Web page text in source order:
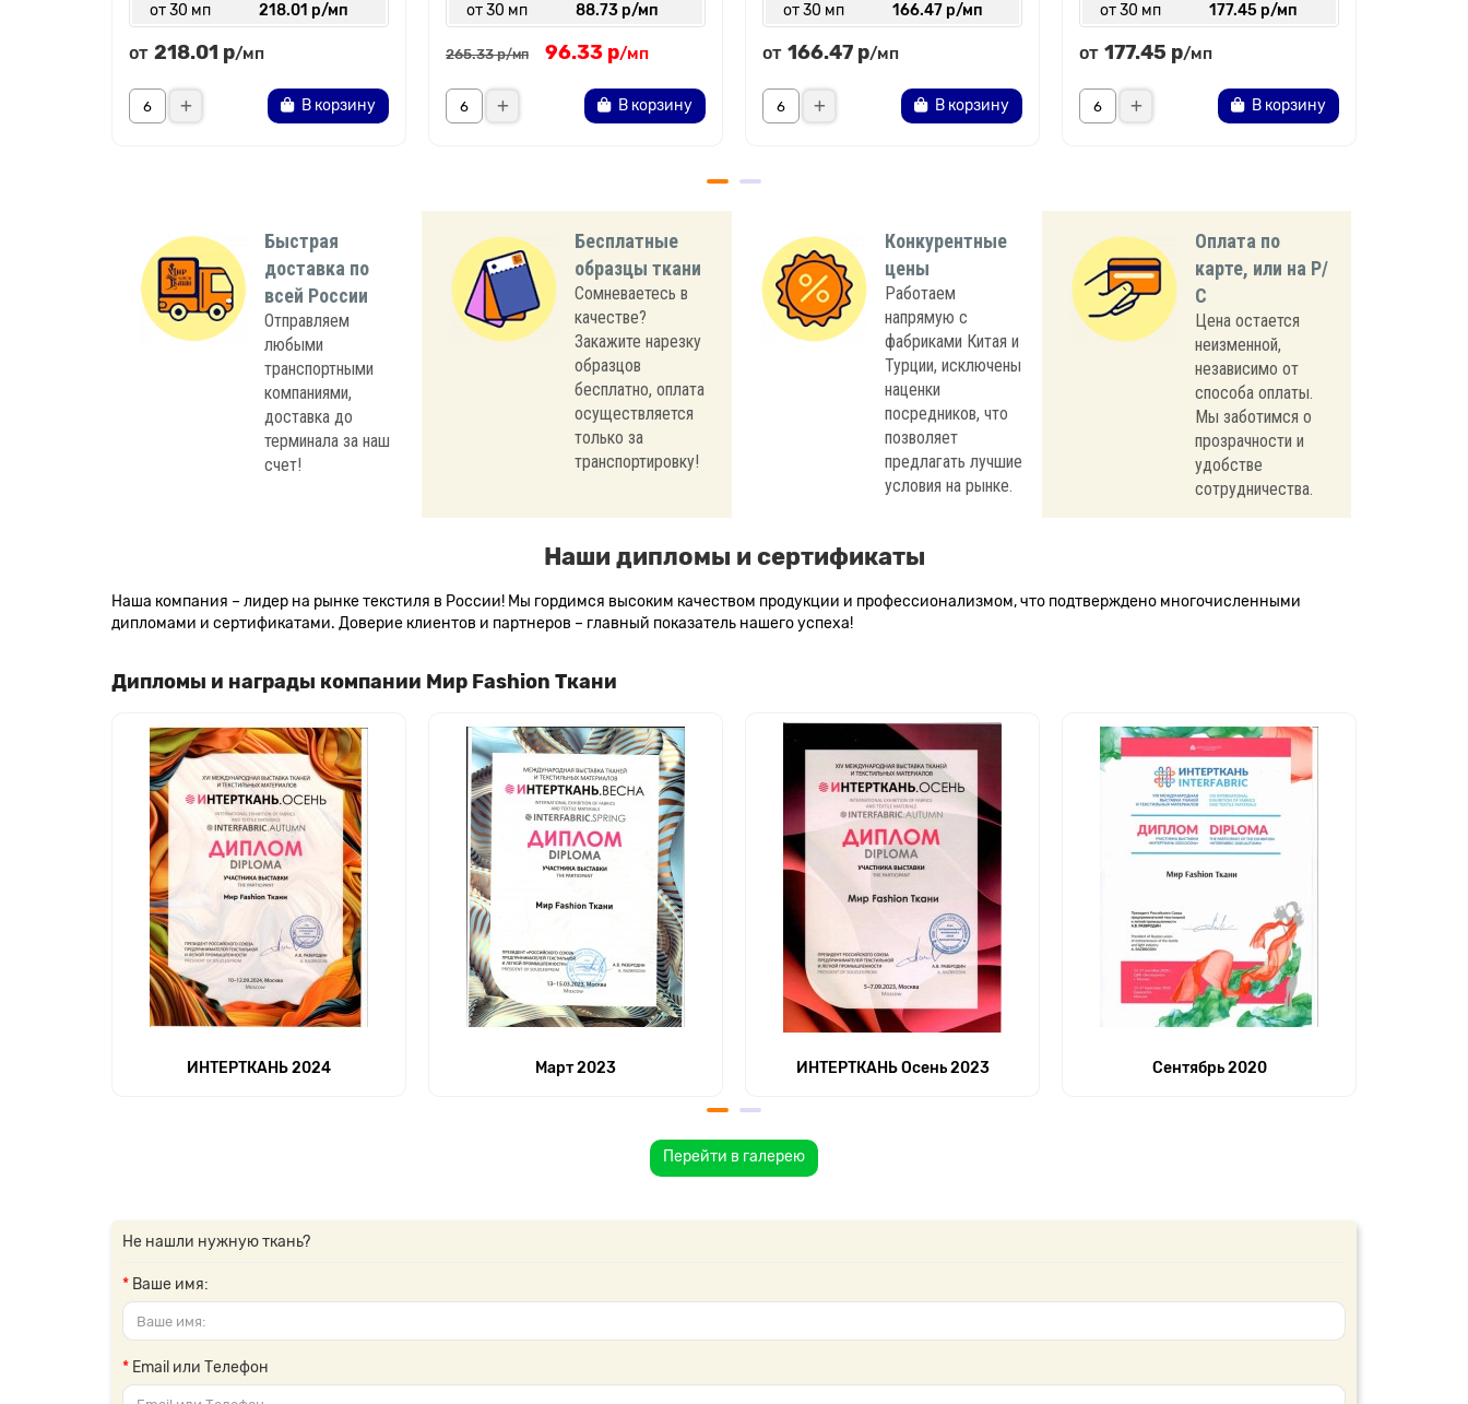
от 30 мп
218.01 р/мп
от 218.01 р/мп
В корзину
от 30 мп
88.73 р/мп
265.33 р/мп 96.33 р/мп
В корзину
от 30 мп
166.47 р/мп
от 166.47 р/мп
В корзину
от 30 мп
177.45 р/мп
от 177.45 р/мп
В корзину
Быстрая
доставка по
всей России
Отправляем
любыми
транспортными
компаниями,
доставка до
терминала за наш
счет!
Бесплатные
образцы ткани
Сомневаетесь в
качестве?
Закажите нарезку
образцов
бесплатно, оплата
осуществляется
только за
транспортировку!
Конкурентные
цены
Работаем
напрямую с
фабриками Китая и
Турции, исключены
наценки
посредников, что
позволяет
предлагать лучшие
условия на рынке.
Оплата по
карте, или на Р/
С
Цена остается
неизменной,
независимо от
способа оплаты.
Мы заботимся о
прозрачности и
удобстве
сотрудничества.
Наши дипломы и сертификаты
Наша компания – лидер на рынке текстиля в России! Мы гордимся высоким качеством продукции и профессионализмом, что подтверждено многочисленными
дипломами и сертификатами. Доверие клиентов и партнеров – главный показатель нашего успеха!
Дипломы и награды компании Мир Fashion Ткани
ИНТЕРТКАНЬ 2024 Март 2023 ИНТЕРТКАНЬ Осень 2023 Сентябрь 2020
Перейти в галерею
Не нашли нужную ткань?
Ваше имя:
Email или Телефон